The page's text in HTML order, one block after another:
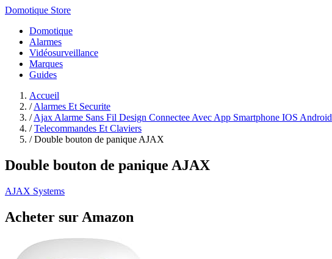
Domotique Store
Domotique
Alarmes
Vidéosurveillance
Marques
Guides
Accueil
/ Alarmes Et Securite
/ Ajax Alarme Sans Fil Design Connectee Avec App Smartphone IOS Android
/ Telecommandes Et Claviers
/ Double bouton de panique AJAX
Double bouton de panique AJAX
AJAX Systems
Acheter sur Amazon